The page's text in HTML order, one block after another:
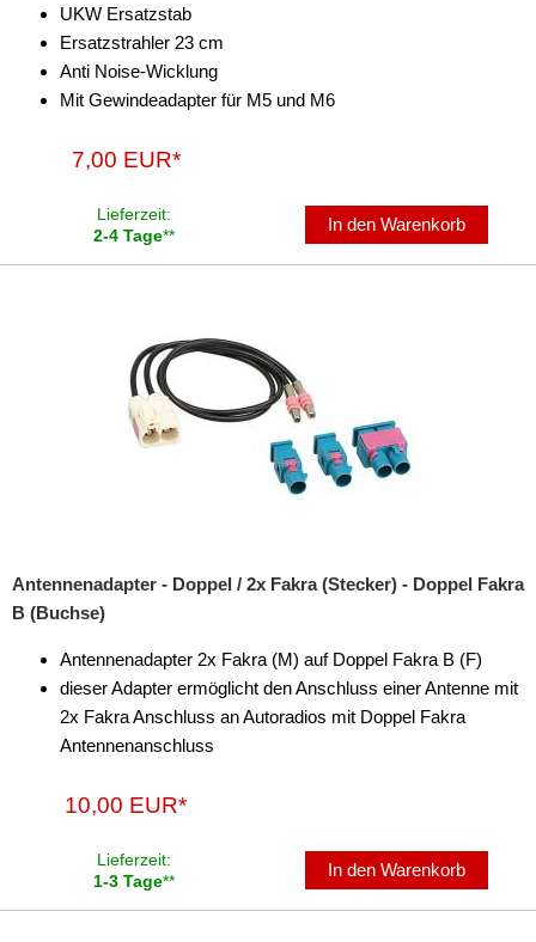
UKW Ersatzstab
Ersatzstrahler 23 cm
Anti Noise-Wicklung
Mit Gewindeadapter für M5 und M6
7,00 EUR*
Lieferzeit:
2-4 Tage**
In den Warenkorb
Antennenadapter - Doppel / 2x Fakra (Stecker) - Doppel Fakra
B (Buchse)
Antennenadapter 2x Fakra (M) auf Doppel Fakra B (F)
dieser Adapter ermöglicht den Anschluss einer Antenne mit
2x Fakra Anschluss an Autoradios mit Doppel Fakra
Antennenanschluss
10,00 EUR*
Lieferzeit:
1-3 Tage**
In den Warenkorb